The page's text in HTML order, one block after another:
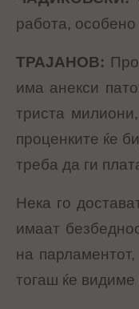
работа,
ТРАЈАНОВ:
има анекси
триста
проценките ќе
треба да ги
Нека го
имаат
на
тогаш ќе видиме